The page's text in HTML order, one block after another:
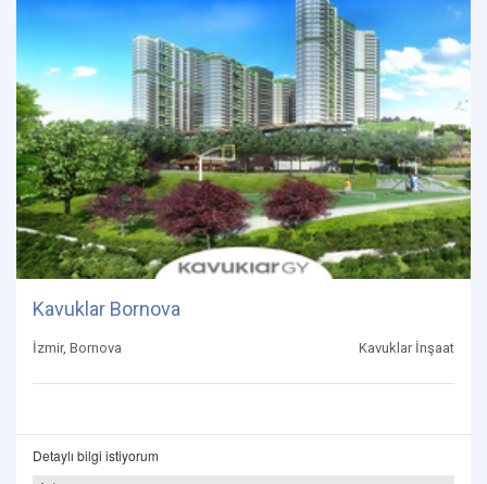
Kavuklar Bornova
İzmir, Bornova Kavuklar İnşaat
Detaylı bilgi istiyorum